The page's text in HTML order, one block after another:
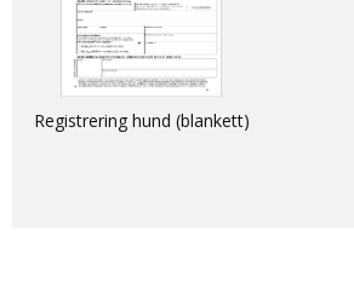
Registrering hund (blankett)